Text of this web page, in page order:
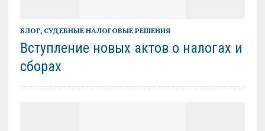
БЛОГ, СУДЕБНЫЕ НАЛОГОВЫЕ РЕШЕНИЯ
Вступление новых актов о налогах и
сборах